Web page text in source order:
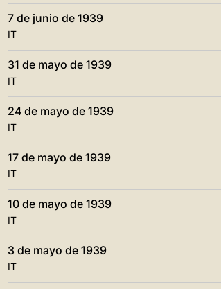
7 de junio de 1939
IT
31 de mayo de 1939
IT
24 de mayo de 1939
IT
17 de mayo de 1939
IT
10 de mayo de 1939
IT
3 de mayo de 1939
IT